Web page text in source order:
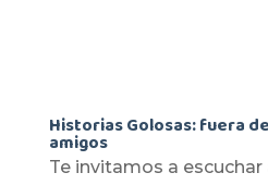
Historias Golosas: fuera
amigos
Te invitamos a